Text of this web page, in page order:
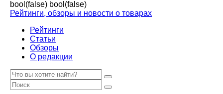
bool(false) bool(false)
Рейтинги, обзоры и новости о товарах
Рейтинги
Статьи
Обзоры
О редакции